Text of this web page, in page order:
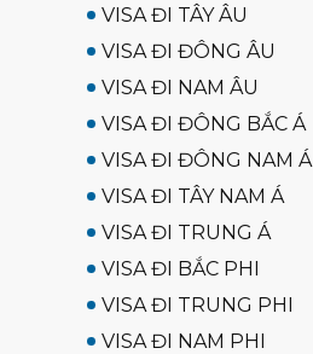
VISA ĐI TÂY ÂU
VISA ĐI ĐÔNG ÂU
VISA ĐI NAM ÂU
VISA ĐI ĐÔNG BẮC Á
VISA ĐI ĐÔNG NAM Á
VISA ĐI TÂY NAM Á
VISA ĐI TRUNG Á
VISA ĐI BẮC PHI
VISA ĐI TRUNG PHI
VISA ĐI NAM PHI